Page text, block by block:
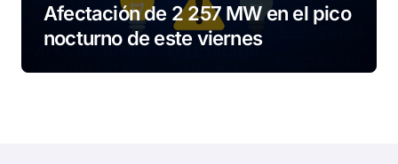
Afectación de 2 257 MW en el pico
nocturno de este viernes